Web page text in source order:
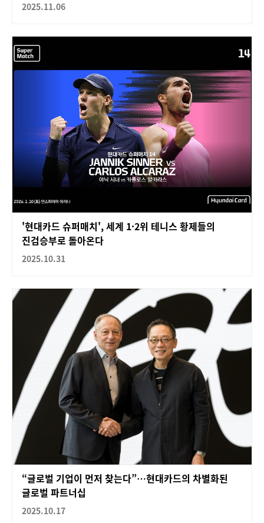
2025.11.06
'현대카드 슈퍼매치', 세계 1·2위 테니스 황제들의
진검승부로 돌아온다
2025.10.31
“글로벌 기업이 먼저 찾는다”…현대카드의 차별화된
글로벌 파트너십
2025.10.17